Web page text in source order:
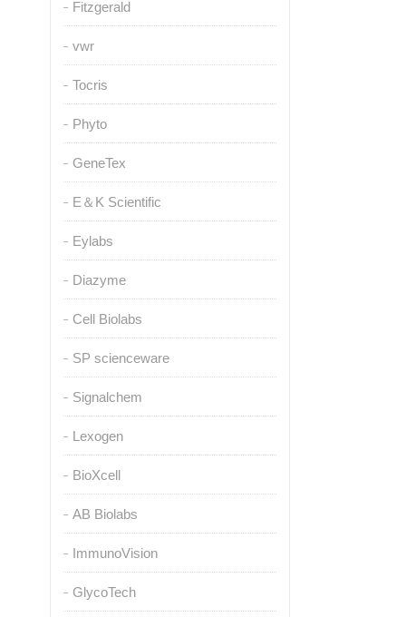
Fitzgerald
vwr
Tocris
Phyto
GeneTex
E＆K Scientific
Eylabs
Diazyme
Cell Biolabs
SP scienceware
Signalchem
Lexogen
BioXcell
AB Biolabs
ImmunoVision
GlycoTech